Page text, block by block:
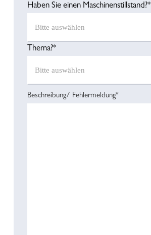
Haben Sie einen Maschinenstillstand?*
Thema?*
Beschreibung/ Fehlermeldung*